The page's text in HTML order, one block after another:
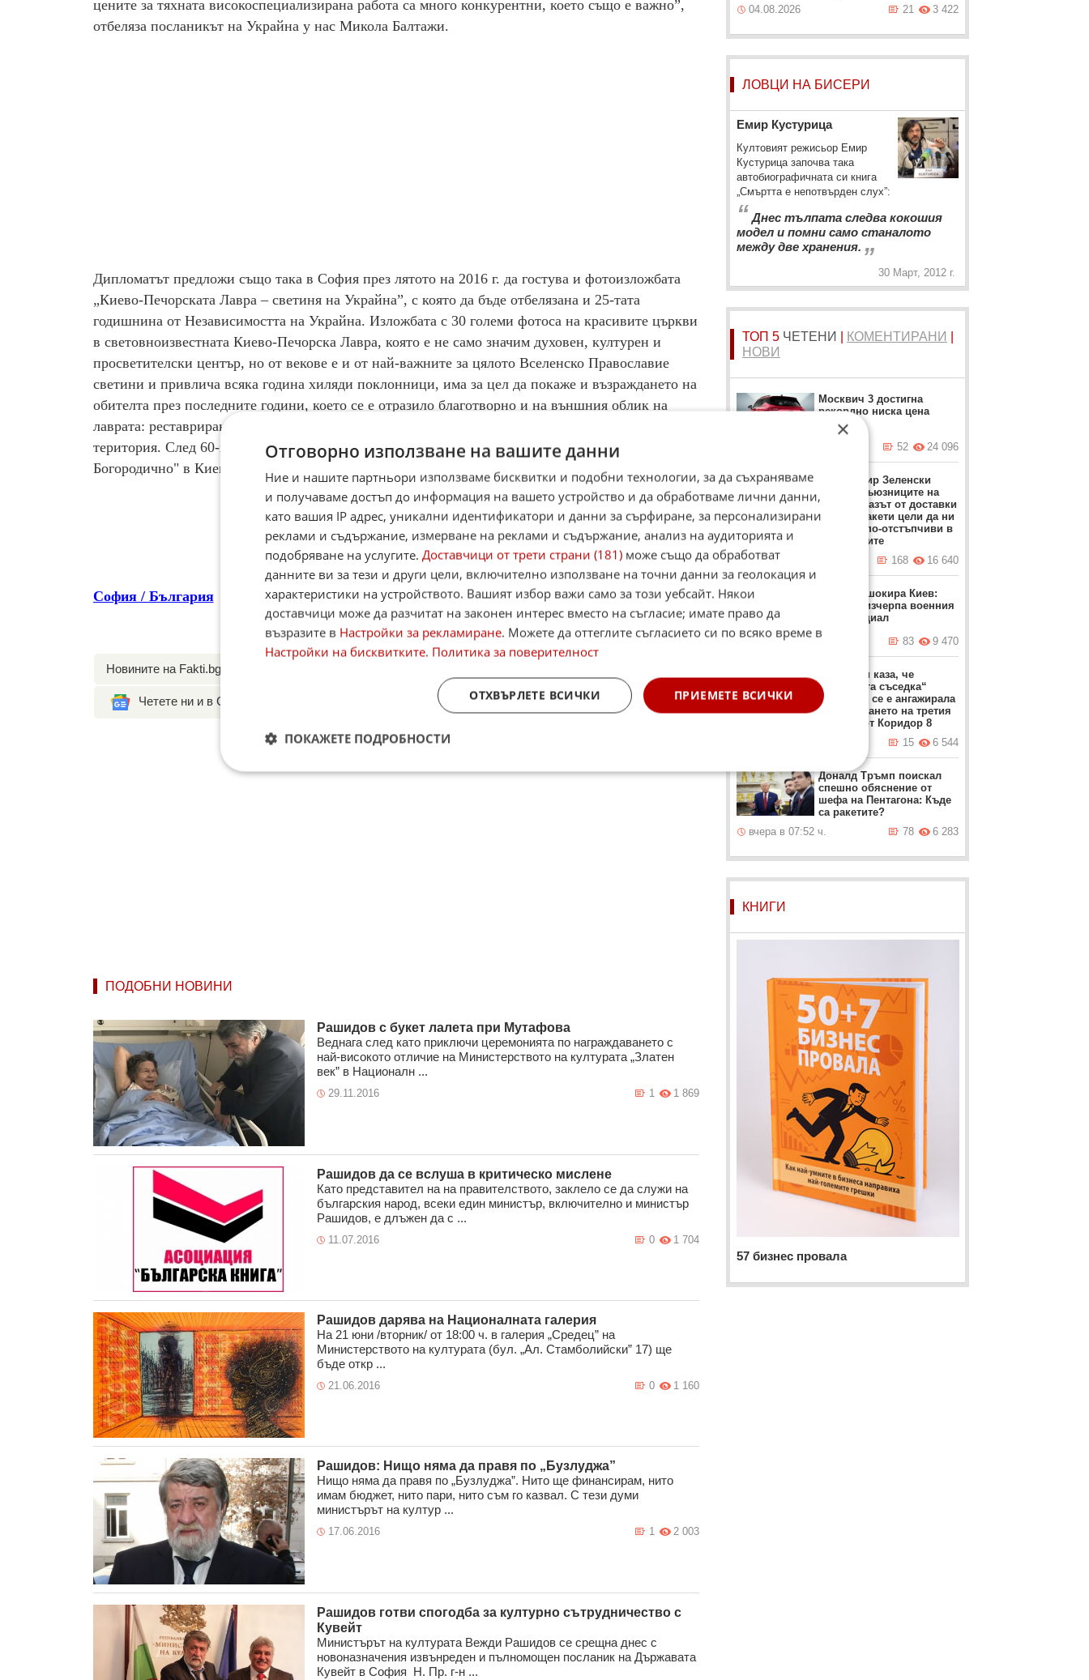
цените за тяхната високоспециализирана работа са много конкурентни, което също е важно”,
отбеляза посланикът на Украйна у нас Микола Балтажи.
Дипломатът предложи също така в София през лятото на 2016 г. да гостува и фотоизложбата
„Киево-Печорската Лавра – светиня на Украйна”, с която да бъде отбелязана и 25-тата
годишнина от Независимостта на Украйна. Изложбата с 30 големи фотоса на красивите църкви
в световноизвестната Киево-Печорска Лавра, която е не само значим духовен, културен и
просветителски център, но от векове е и от най-важните за цялото Вселенско Православие
светини и привлича всяка година хиляди поклонници, има за цел да покаже и възраждането на
обителта през последните години, което се е отразило благотворно и на външния облик на
лаврата: реставрирани са храмове и сгради, облагородени са зелените площи на манастирската
територия. След 60-годишна разруха бе изцяло възстановен и главният храм "Успение
Богородично" в Киево-Печорската Лавра.
София / България
Поставете оценка: ☆
☆
☆
☆
☆
Новините на Fakti.bg – във
Четете ни и в Google News
ПОДОБНИ НОВИНИ
Рашидов с букет лалета при Мутафова
Веднага след като приключи церемонията по награждаването с
най-високото отличие на Министерството на културата „Златен
век” в Националн ...
29.11.2016 1 869
1
Рашидов да се вслуша в критическо мислене
Като представител на на правителството, заклело се да служи на
българския народ, всеки един министър, включително и министър
Рашидов, е длъжен да с ...
11.07.2016 1 704
0
Рашидов дарява на Националната галерия
На 21 юни /вторник/ от 18:00 ч. в галерия „Средец” на
Министерството на културата (бул. „Ал. Стамболийски” 17) ще
бъде откр ...
21.06.2016 1 160
0
Рашидов: Нищо няма да правя по „Бузлуджа”
Нищо няма да правя по „Бузлуджа”. Нито ще финансирам, нито
имам бюджет, нито пари, нито съм го казвал. С тези думи
министърът на култур ...
17.06.2016 2 003
1
Рашидов готви спогодба за културно сътрудничество с
Кувейт
Министърът на културата Вежди Рашидов се срещна днес с
новоназначения извънреден и пълномощен посланик на Държавата
Кувейт в София Н. Пр. г-н ...
04.08.2026
3 422
21
ЛОВЦИ НА БИСЕРИ
Емир Кустурица
Култовият режисьор Емир
Кустурица започва така
автобиографичната си книга
„Смъртта е непотвърден слух”:
“ Днес тълпата следва кокошия
модел и помни само станалото
между две хранения. „
30 Март, 2012 г.
ТОП 5 ЧЕТЕНИ КОМЕНТИРАНИ
НОВИ
Москвич 3 достигна
рекордно ниска цена
24 096
52
Володимир Зеленски
обвини съюзниците на
Киев: Отказът от доставки
на ПВО ракети цели да ни
направи по-отстъпчиви в
преговорите
вчера в 12:37 ч.
16 640
168
Залужни шокира Киев:
Украйна изчерпа военния
си потенциал
вчера в 05:49 ч.
9 470
83
Мицкоски каза, че
„източната съседка“
България се е ангажирала
с изграждането на третия
участък от Коридор 8
6 544
15
Доналд Тръмп поискал
спешно обяснение от
шефа на Пентагона: Къде
са ракетите?
вчера в 07:52 ч.
6 283
78
КНИГИ
57 бизнес провала
×
Отговорно използване на вашите данни
Ние и нашите партньори използваме бисквитки и подобни технологии, за да съхраняваме
и получаваме достъп до информация на вашето устройство и да обработваме лични данни,
като вашия IP адрес, уникални идентификатори и данни за сърфиране, за персонализирани
реклами и съдържание, измерване на реклами и съдържание, анализ на аудиторията и
подобряване на услугите. Доставчици от трети страни (181) може също да обработват
данните ви за тези и други цели, включително използване на точни данни за геолокация и
характеристики на устройството. Вашият избор важи само за този уебсайт. Някои
доставчици може да разчитат на законен интерес вместо на съгласие; имате право да
възразите в Настройки за рекламиране. Можете да оттеглите съгласието си по всяко време в
Настройки на бисквитките. Политика за поверителност
ПРИЕМЕТЕ ВСИЧКИ
ОТХВЪРЛЕТЕ ВСИЧКИ
ПОКАЖЕТЕ ПОДРОБНОСТИ